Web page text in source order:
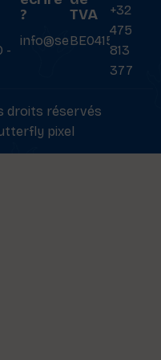
-
?
info@setransmat.com
TVA
BE0415027069
+32
475
813
377
droits réservés
pixel